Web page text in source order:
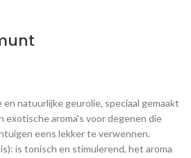
natuurlijke geurolie, speciaal gemaakt
exotische aroma's voor degenen die
eens lekker te verwennen.
is tonisch en stimulerend, het aroma